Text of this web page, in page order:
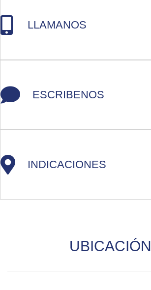
LLAMANOS
ESCRIBENOS
INDICACIONES
UBICACIÓN